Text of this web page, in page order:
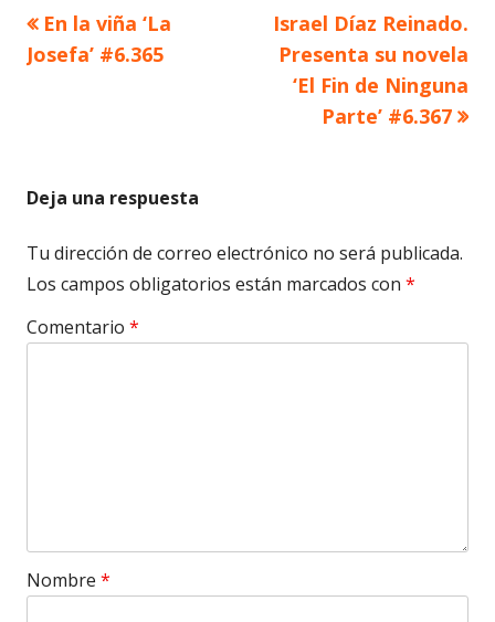
Navegación
de
Artículo
anterior
En la viña ‘La
Josefa’ #6.365
Artículo
siguiente
Israel Díaz Reinado.
Presenta su novela
‘El Fin de Ninguna
Parte’ #6.367
Deja una respuesta
Tu dirección de correo electrónico no será publicada.
Los campos obligatorios están marcados con *
Comentario *
Nombre *